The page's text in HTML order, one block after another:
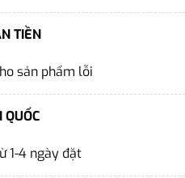
TIỀN
sản phẩm lỗi
QUỐC
1-4 ngày đặt